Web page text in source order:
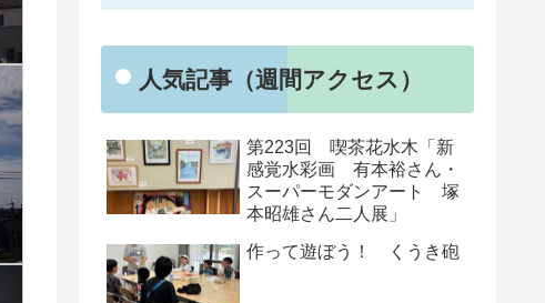
人気記事（週間アクセス）
第223回 喫茶花水木「新
感覚水彩画 有本裕さん・
スーパーモダンアート 塚
本昭雄さん二人展」
作って遊ぼう！ くうき砲